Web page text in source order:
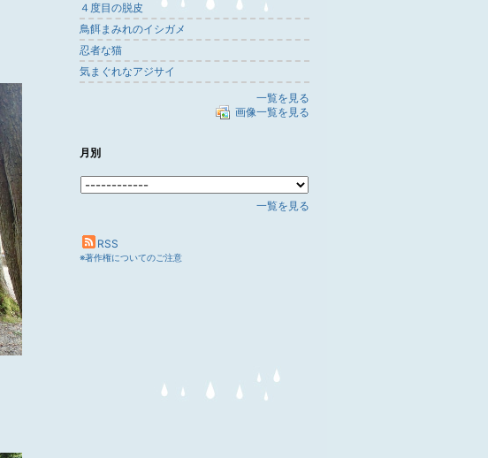
４度目の脱皮
鳥餌まみれのイシガメ
忍者な猫
気まぐれなアジサイ
一覧を見る
画像一覧を見る
月別
一覧を見る
RSS
※著作権についてのご注意